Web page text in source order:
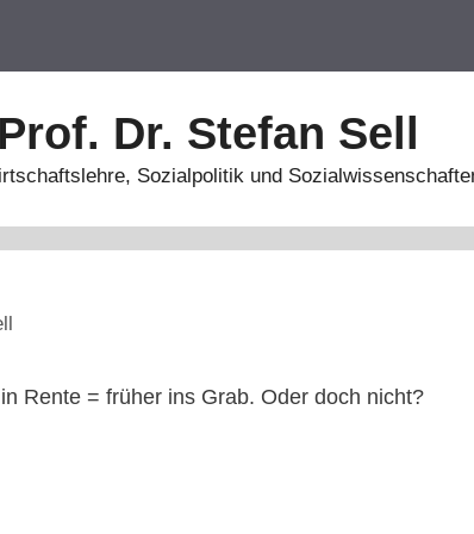
Prof. Dr. Stefan Sell
Sozialpolitik und
Rente = früher ins Grab. Oder doch nicht?